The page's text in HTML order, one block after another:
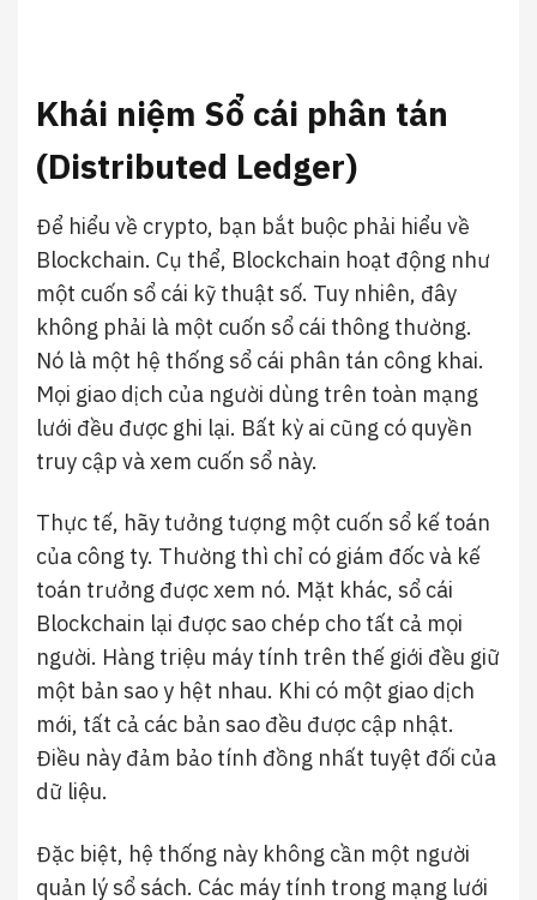
Khái niệm Sổ cái phân tán
(Distributed Ledger)
Để hiểu về crypto, bạn bắt buộc phải hiểu về
Blockchain. Cụ thể, Blockchain hoạt động như
một cuốn sổ cái kỹ thuật số. Tuy nhiên, đây
không phải là một cuốn sổ cái thông thường.
Nó là một hệ thống sổ cái phân tán công khai.
Mọi giao dịch của người dùng trên toàn mạng
lưới đều được ghi lại. Bất kỳ ai cũng có quyền
truy cập và xem cuốn sổ này.
Thực tế, hãy tưởng tượng một cuốn sổ kế toán
của công ty. Thường thì chỉ có giám đốc và kế
toán trưởng được xem nó. Mặt khác, sổ cái
Blockchain lại được sao chép cho tất cả mọi
người. Hàng triệu máy tính trên thế giới đều giữ
một bản sao y hệt nhau. Khi có một giao dịch
mới, tất cả các bản sao đều được cập nhật.
Điều này đảm bảo tính đồng nhất tuyệt đối của
dữ liệu.
Đặc biệt, hệ thống này không cần một người
quản lý sổ sách. Các máy tính trong mạng lưới